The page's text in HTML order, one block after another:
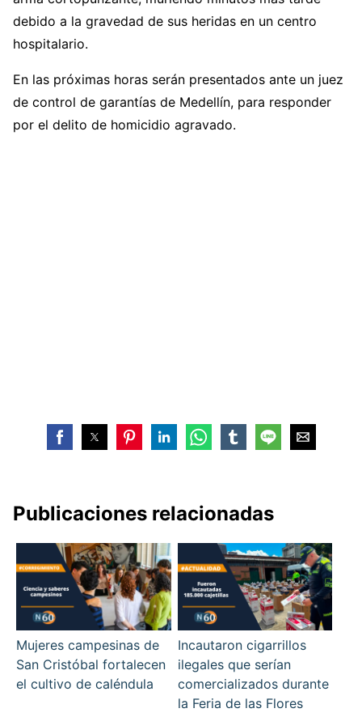
debido a la gravedad de sus heridas en un centro
hospitalario.
En las próximas horas serán presentados ante un juez
de control de garantías de Medellín, para responder
por el delito de homicidio agravado.
Publicaciones relacionadas
Mujeres campesinas de
San Cristóbal fortalecen
el cultivo de caléndula
Incautaron cigarrillos
ilegales que serían
comercializados durante
la Feria de las Flores